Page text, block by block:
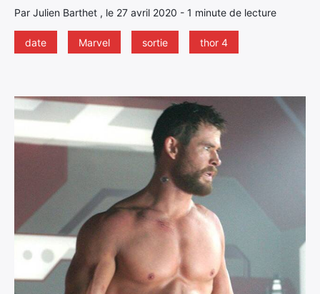
Par Julien Barthet , le 27 avril 2020 - 1 minute de lecture
date Marvel sortie thor 4